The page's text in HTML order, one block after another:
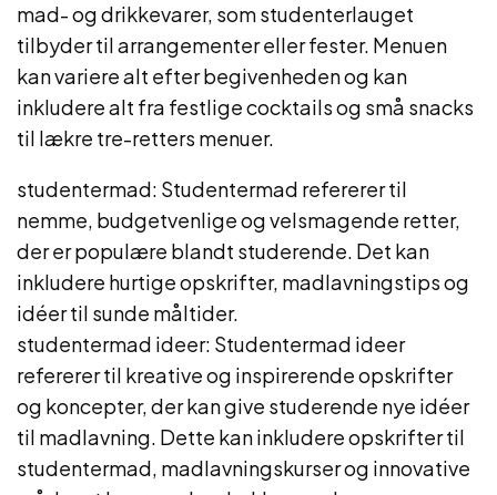
mad- og drikkevarer, som studenterlauget
tilbyder til arrangementer eller fester. Menuen
kan variere alt efter begivenheden og kan
inkludere alt fra festlige cocktails og små snacks
til lækre tre-retters menuer.
studentermad: Studentermad refererer til
nemme, budgetvenlige og velsmagende retter,
der er populære blandt studerende. Det kan
inkludere hurtige opskrifter, madlavningstips og
idéer til sunde måltider.
studentermad ideer: Studentermad ideer
refererer til kreative og inspirerende opskrifter
og koncepter, der kan give studerende nye idéer
til madlavning. Dette kan inkludere opskrifter til
studentermad, madlavningskurser og innovative